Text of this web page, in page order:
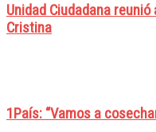
Unidad Ciudadana
Cristina
1País: “Vamos a